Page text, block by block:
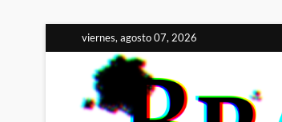
al
contenido
viernes, agosto 07, 2026